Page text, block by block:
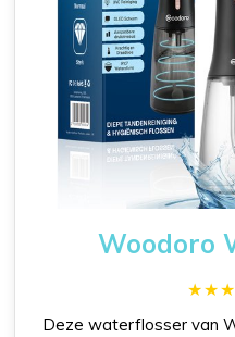
Woodoro
Deze waterflosser van